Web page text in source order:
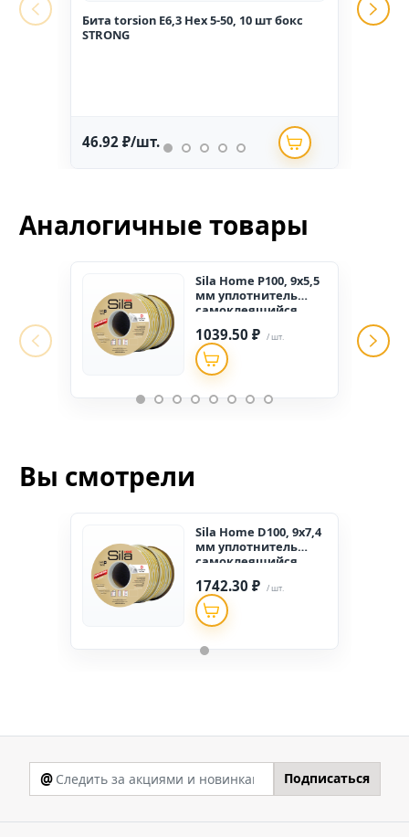
Бита torsion E6,3 Hex 5-50, 10 шт бокс
STRONG
46.92 ₽/шт.
Аналогичные товары
Sila Home Р100, 9х5,5
мм уплотнитель
самоклеящийся,
(2*50м)
1039.50 ₽ / шт.
Вы смотрели
Sila Home D100, 9х7,4
мм уплотнитель
самоклеящийся,
(2*50 м)
1742.30 ₽ / шт.
@ Подписаться